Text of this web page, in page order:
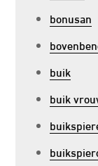
bonusan
buik
buik